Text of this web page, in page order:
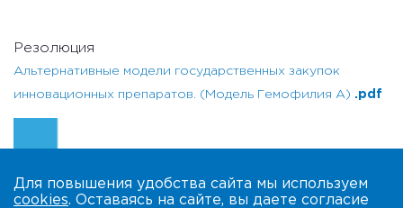
Резолюция
Альтернативные модели государственных закупок
инновационных препаратов. (Модель Гемофилия А) .pdf
Для повышения удобства сайта мы используем
cookies. Оставаясь на сайте, вы даете согласие